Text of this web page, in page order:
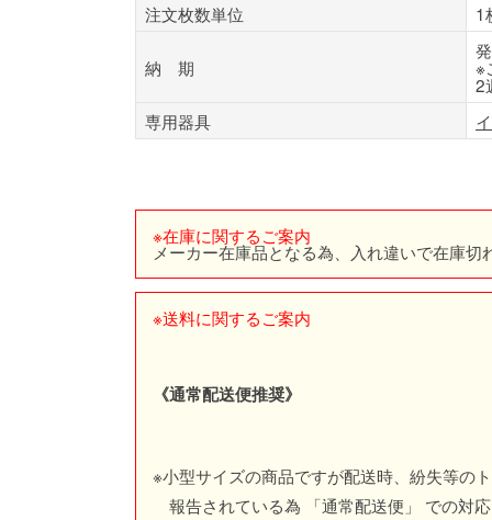
注文枚数単位
1
納 期 ※
2
専用器具
※在庫に関するご案内
メーカー在庫品となる為、入れ違いで在庫
※送料に関するご案内
《通常配送便推奨》
※小型サイズの商品ですが配送時、紛失等の
報告されている為 「通常配送便」 での対